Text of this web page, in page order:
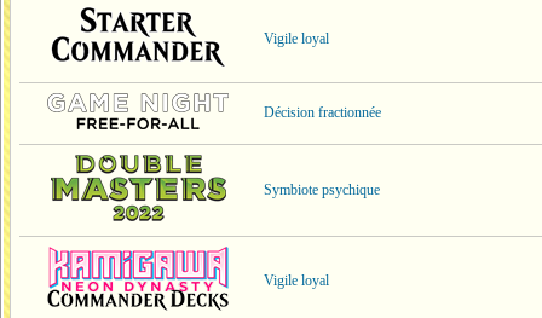
Vigile loyal
Décision fractionnée
Symbiote psychique
Vigile loyal